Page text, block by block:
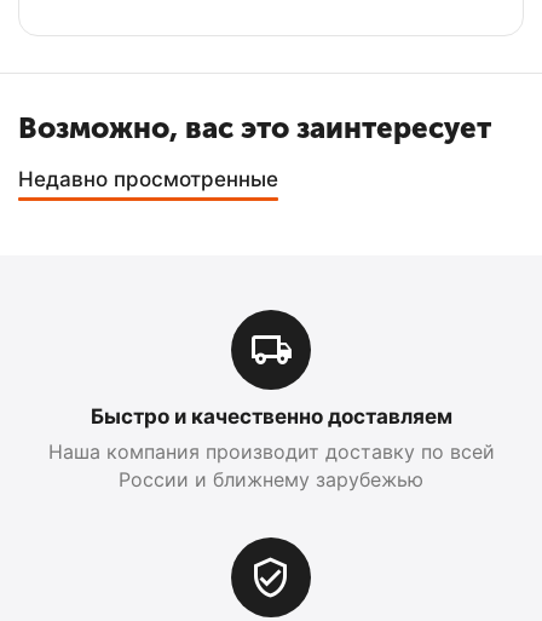
Возможно, вас это заинтересует
Недавно просмотренные
Быстро и качественно доставляем
Наша компания производит доставку по всей
России и ближнему зарубежью